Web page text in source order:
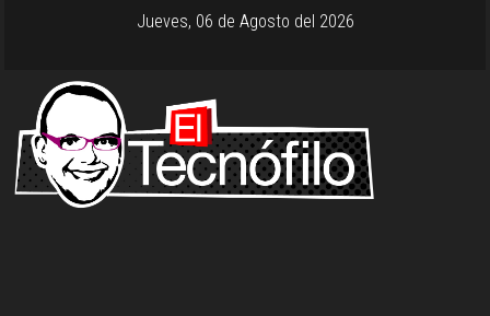
Jueves, 06 de Agosto del 2026